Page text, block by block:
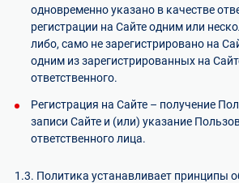
одновременно указано в качестве
регистрации на Сайте одним или
либо, само не зарегистрировано на
одним из зарегистрированных на
ответственного.
Регистрация на Сайте – получение
записи Сайте и (или) указание
ответственного лица.
1.3. Политика устанавливает принципы